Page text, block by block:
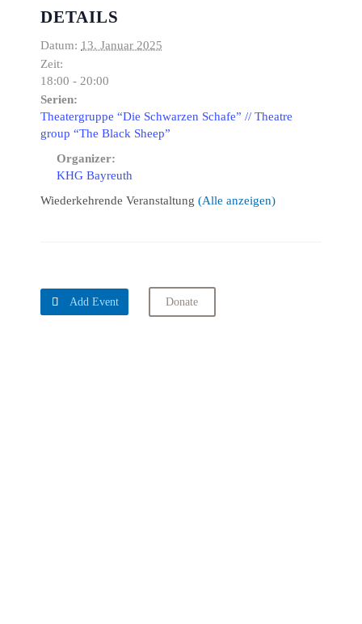
DETAILS
Datum: 13. Januar 2025
Zeit:
18:00 - 20:00
Serien:
Theatergruppe “Die Schwarzen Schafe” // Theatre
group “The Black Sheep”
Organizer:
KHG Bayreuth
Wiederkehrende Veranstaltung (Alle anzeigen)
 Add Event Donate